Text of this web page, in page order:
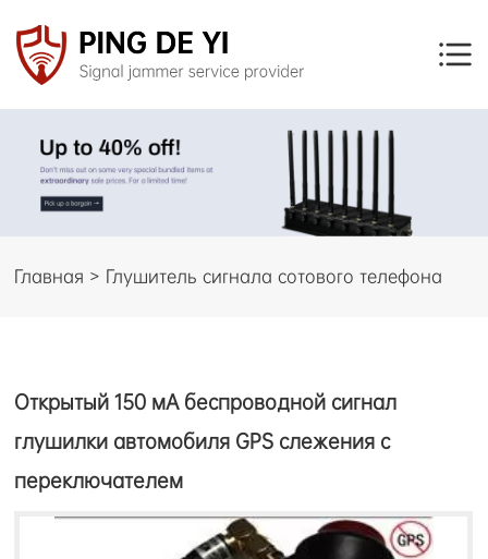
Главная > Глушитель сигнала сотового телефона
Открытый 150 мА беспроводной сигнал
глушилки автомобиля GPS слежения с
переключателем